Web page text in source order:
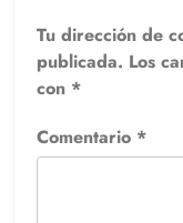
Tu dirección de
publicada. Los
con *
Comentario *